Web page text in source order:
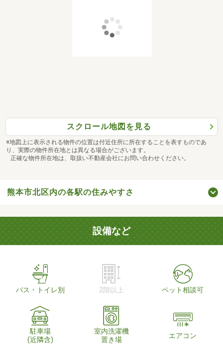
スクロール地図を見る
※地図上に表示される物件の位置は付近住所に所在することを表すものであ
り、実際の物件所在地とは異なる場合がございます。
正確な物件所在地は、取扱い不動産会社にお問い合わせください。
熊本市北区内の各駅の住みやすさ
設備など
バス・トイレ別 2階以上 ペット相談可
駐車場
(近隣含)
室内洗濯機
置き場
エアコン